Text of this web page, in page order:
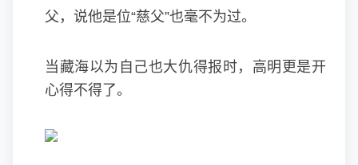
父，说他是位“慈父”也毫不为过。
当藏海以为自己也大仇得报时，高明更是开
心得不得了。